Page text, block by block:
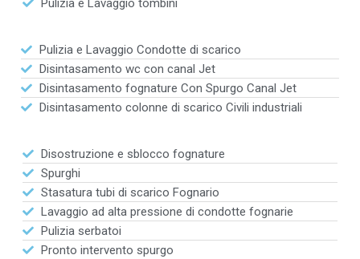
Pulizia e Lavaggio tombini
Pulizia e Lavaggio Condotte di scarico
Disintasamento wc con canal Jet
Disintasamento fognature Con Spurgo Canal Jet
Disintasamento colonne di scarico Civili industriali
Disostruzione e sblocco fognature
Spurghi
Stasatura tubi di scarico Fognario
Lavaggio ad alta pressione di condotte fognarie
Pulizia serbatoi
Pronto intervento spurgo